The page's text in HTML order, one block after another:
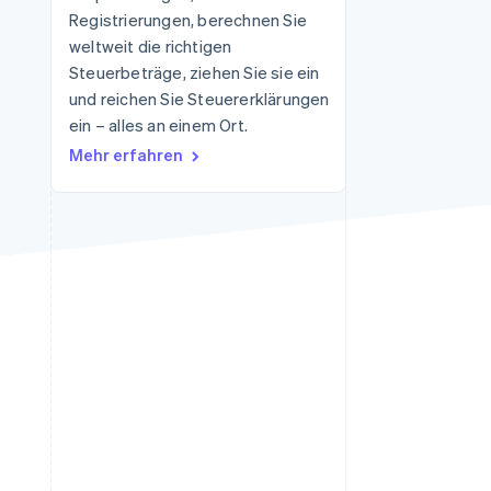
Stripe-Sessions 2026
Erfahren Sie, wie Stripe
Lösungen für die
Wirtschaftsinfrastruktur
Registrierungen, berechnen Sie
weltweit die richtigen
Steuerbeträge, ziehen Sie sie ein
und reichen Sie Steuererklärungen
ein – alles an einem Ort.
Mehr erfahren